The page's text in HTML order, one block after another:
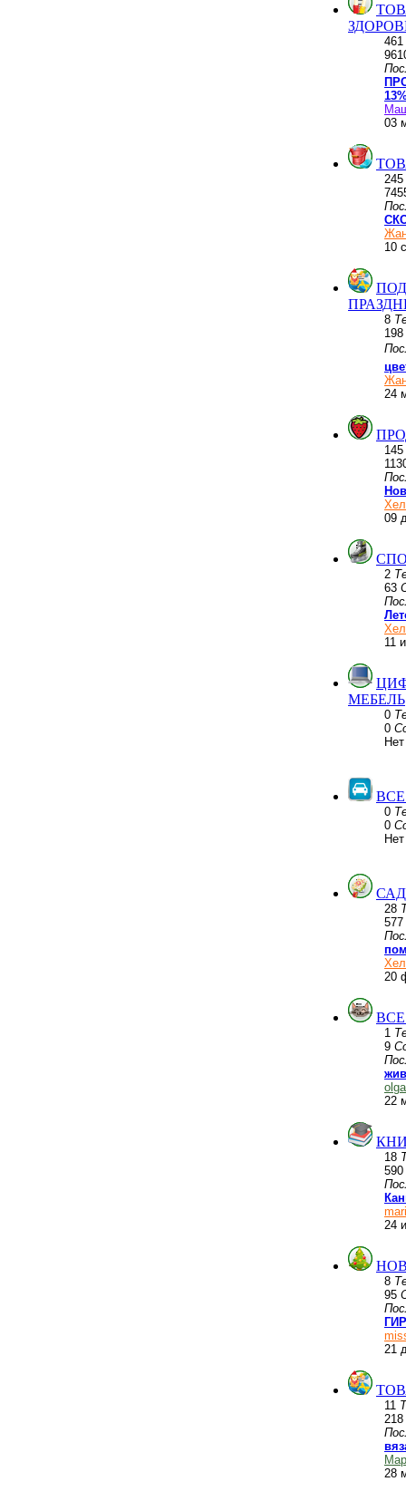
461
03
245
10
8
198
24
145
09
2
63
11
МЕБЕЛЬ
0
0
0
0
28
577
20
1
9
22
18
590
mari
24
8
95
21
11
218
28